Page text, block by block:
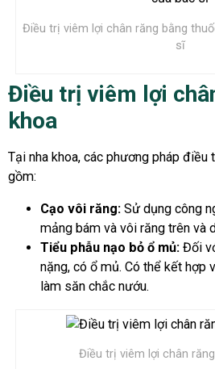
Điều trị viêm lợi chân răng bằng
sĩ
Điều trị viêm lợi
khoa
Tại nha khoa, các phương pháp điều
gồm:
Cạo vôi răng: Sử dụng công
mảng bám và vôi răng trên và
Tiểu phẫu nạo bỏ ổ mủ: Đối
nặng, có ổ mủ. Có thể kết hợp
làm săn chắc nướu.
Điều trị viêm lợi chân